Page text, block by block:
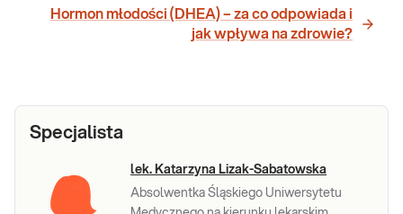
Hormon młodości (DHEA) – za co odpowiada i
jak wpływa na zdrowie?
Specjalista
lek. Katarzyna Lizak-Sabatowska
Absolwentka Śląskiego Uniwersytetu